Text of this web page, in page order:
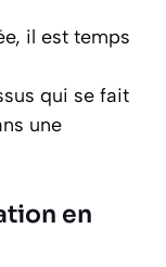
il est temps
qui se fait
une
en